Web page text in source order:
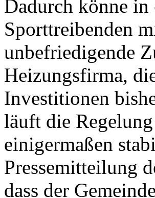
Dadurch könne
Sporttreibenden
unbefriedigende
Heizungsfirma,
Investitionen
läuft die
einigermaßen
Pressemitteilung
dass der